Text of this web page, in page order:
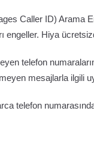
Caller ID) Arama
engeller. Hiya
telefon
mesajlarla ilgili
telefon